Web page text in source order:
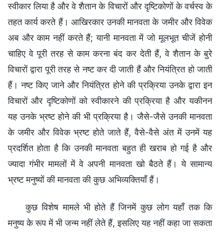
स्वीकार लिया है और वे शैतान के विचारों और दृष्टिकोणों के वर्चस्व के
तहत कार्य करते हैं। आखिरकार उनकी मानवता के जमीर और विवेक
अब और काम नहीं करते हैं; यानी मानवता में जो मूलभूत चीजें होनी
चाहिए वे पूरी तरह से काम करना बंद कर देती हैं, वे शैतान के बुरे
विचारों द्वारा पूरी तरह से नष्ट कर दी जाती हैं और नियंत्रित हो जाती
हैं। नष्ट किए जाने और नियंत्रित होने की प्रक्रिया उनके द्वारा इन
विचारों और दृष्टिकोणों को स्वीकारने की प्रक्रिया है और यकीनन
यह उनके भ्रष्ट होने की भी प्रक्रिया है। जैसे-जैसे उनकी मानवता
के जमीर और विवेक भ्रष्ट होते जाते हैं, वैसे-वैसे अंत में उनमें यह
प्रदर्शित होता है कि उनकी मानवता बहुत ही खराब हो गई है और
ज्यादा गंभीर मामलों में वे अपनी मानवता खो बैठते हैं। ये सामान्य
भ्रष्ट मनुष्यों की मानवता की कुछ अभिव्यक्तियाँ हैं।
कुछ विशेष मामले भी होते हैं जिनमें कुछ लोग यहाँ तक कि
मनुष्य के रूप में भी जन्म नहीं लेते हैं, इसलिए यह नहीं कहा जा सकता